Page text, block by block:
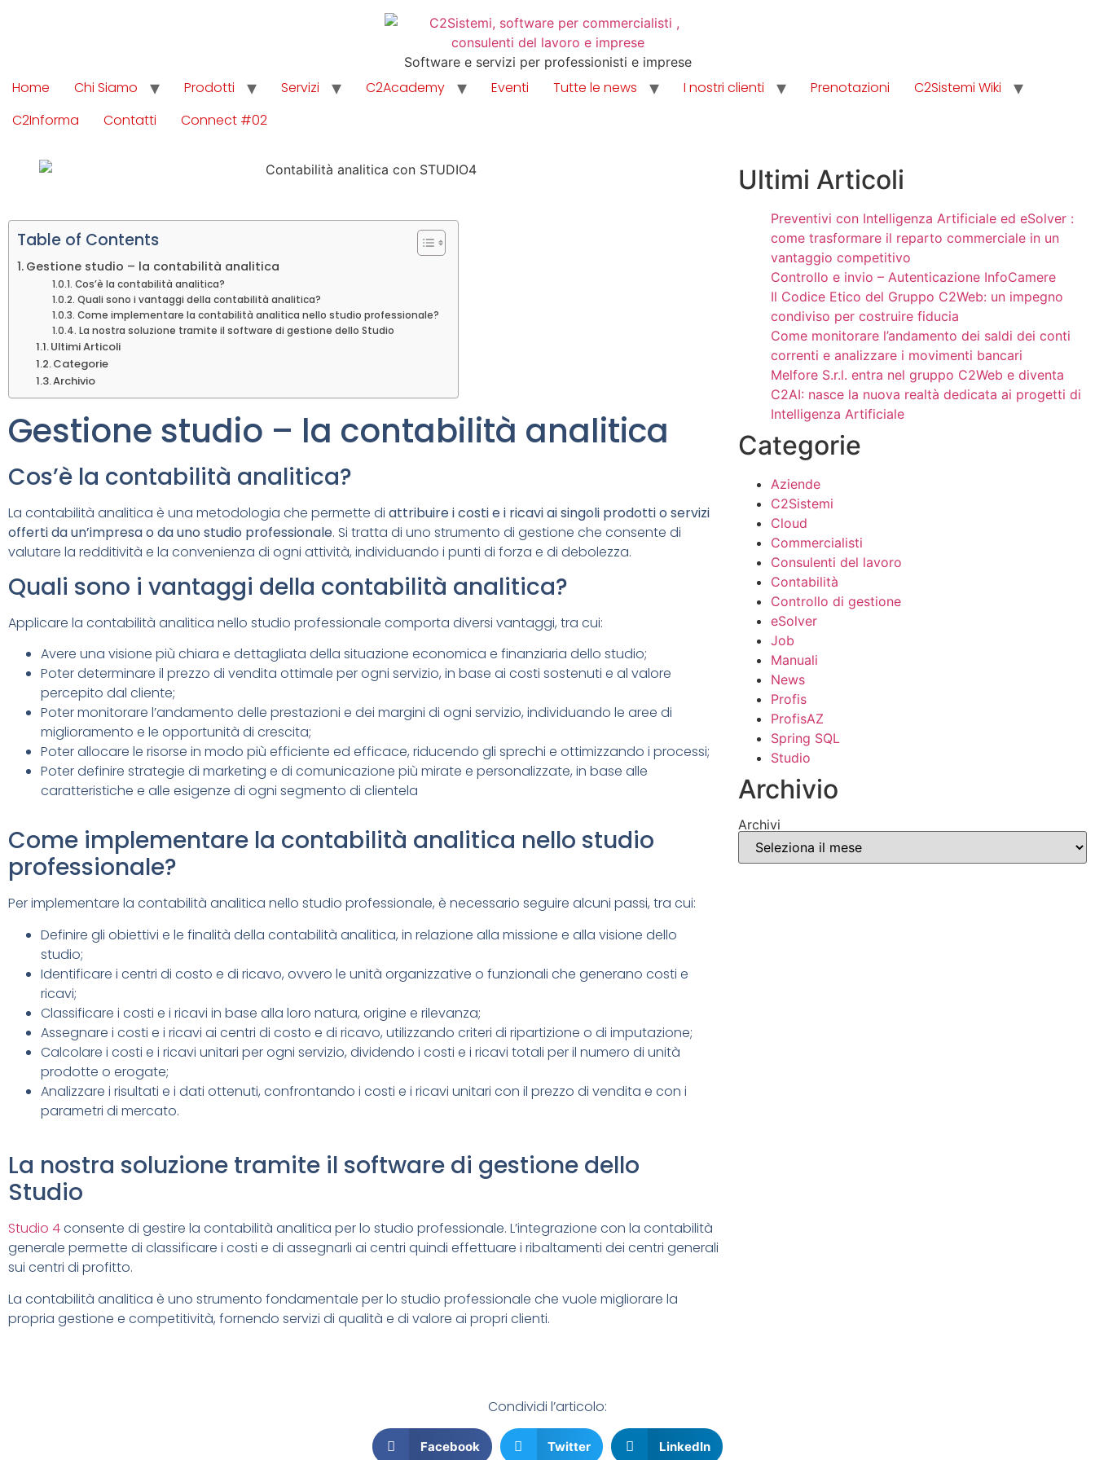
Software e servizi per professionisti e imprese
Home Chi Siamo Prodotti Servizi C2Academy Eventi Tutte le news I nostri clienti Prenotazioni
C2Sistemi Wiki
C2Informa
Contatti Connect #02
Table of Contents
Gestione studio – la contabilità analitica
Cos’è la contabilità analitica?
Quali sono i vantaggi della contabilità analitica?
Come implementare la contabilità analitica nello studio professionale?
La nostra soluzione tramite il software di gestione dello Studio
Ultimi Articoli
Categorie
Archivio
Gestione studio – la contabilità analitica
Cos’è la contabilità analitica?
La contabilità analitica è una metodologia che permette di attribuire i costi e i ricavi ai singoli prodotti o servizi
offerti da un’impresa o da uno studio professionale. Si tratta di uno strumento di gestione che consente di
valutare la redditività e la convenienza di ogni attività, individuando i punti di forza e di debolezza.
Quali sono i vantaggi della contabilità analitica?
Applicare la contabilità analitica nello studio professionale comporta diversi vantaggi, tra cui:
Avere una visione più chiara e dettagliata della situazione economica e finanziaria dello studio;
Poter determinare il prezzo di vendita ottimale per ogni servizio, in base ai costi sostenuti e al valore
percepito dal cliente;
Poter monitorare l’andamento delle prestazioni e dei margini di ogni servizio, individuando le aree di
miglioramento e le opportunità di crescita;
Poter allocare le risorse in modo più efficiente ed efficace, riducendo gli sprechi e ottimizzando i processi;
Poter definire strategie di marketing e di comunicazione più mirate e personalizzate, in base alle
caratteristiche e alle esigenze di ogni segmento di clientela
Come implementare la contabilità analitica nello studio
professionale?
Per implementare la contabilità analitica nello studio professionale, è necessario seguire alcuni passi, tra cui:
Definire gli obiettivi e le finalità della contabilità analitica, in relazione alla missione e alla visione dello
studio;
Identificare i centri di costo e di ricavo, ovvero le unità organizzative o funzionali che generano costi e
ricavi;
Classificare i costi e i ricavi in base alla loro natura, origine e rilevanza;
Assegnare i costi e i ricavi ai centri di costo e di ricavo, utilizzando criteri di ripartizione o di imputazione;
Calcolare i costi e i ricavi unitari per ogni servizio, dividendo i costi e i ricavi totali per il numero di unità
prodotte o erogate;
Analizzare i risultati e i dati ottenuti, confrontando i costi e i ricavi unitari con il prezzo di vendita e con i
parametri di mercato.
La nostra soluzione tramite il software di gestione dello
Studio
Studio 4consente di gestire la contabilità analitica per lo studio professionale. L’integrazione con la contabilità
generale permette di classificare i costi e di assegnarli ai centri quindi effettuare i ribaltamenti dei centri generali
sui centri di profitto.
La contabilità analitica è uno strumento fondamentale per lo studio professionale che vuole migliorare la
propria gestione e competitività, fornendo servizi di qualità e di valore ai propri clienti.
Ultimi Articoli
Preventivi con Intelligenza Artificiale ed eSolver :
come trasformare il reparto commerciale in un
vantaggio competitivo
Controllo e invio – Autenticazione InfoCamere
Il Codice Etico del Gruppo C2Web: un impegno
condiviso per costruire fiducia
Come monitorare l’andamento dei saldi dei conti
correnti e analizzare i movimenti bancari
Melfore S.r.l. entra nel gruppo C2Web e diventa
C2AI: nasce la nuova realtà dedicata ai progetti di
Intelligenza Artificiale
Categorie
Aziende
C2Sistemi
Cloud
Commercialisti
Consulenti del lavoro
Contabilità
Controllo di gestione
eSolver
Job
Manuali
News
Profis
ProfisAZ
Spring SQL
Studio
Archivio
Archivi
Condividi l’articolo:
Facebook Twitter LinkedIn